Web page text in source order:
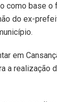
como base o
do ex-
em
a realização